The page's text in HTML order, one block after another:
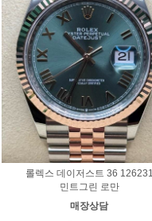
롤렉스 데이저스트 36 126231
민트그린 로만
매장상담